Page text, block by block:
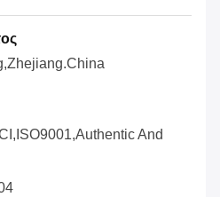
And